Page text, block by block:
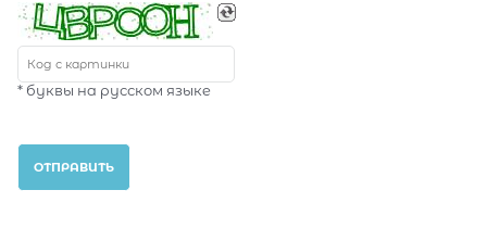
* буквы на русском языке